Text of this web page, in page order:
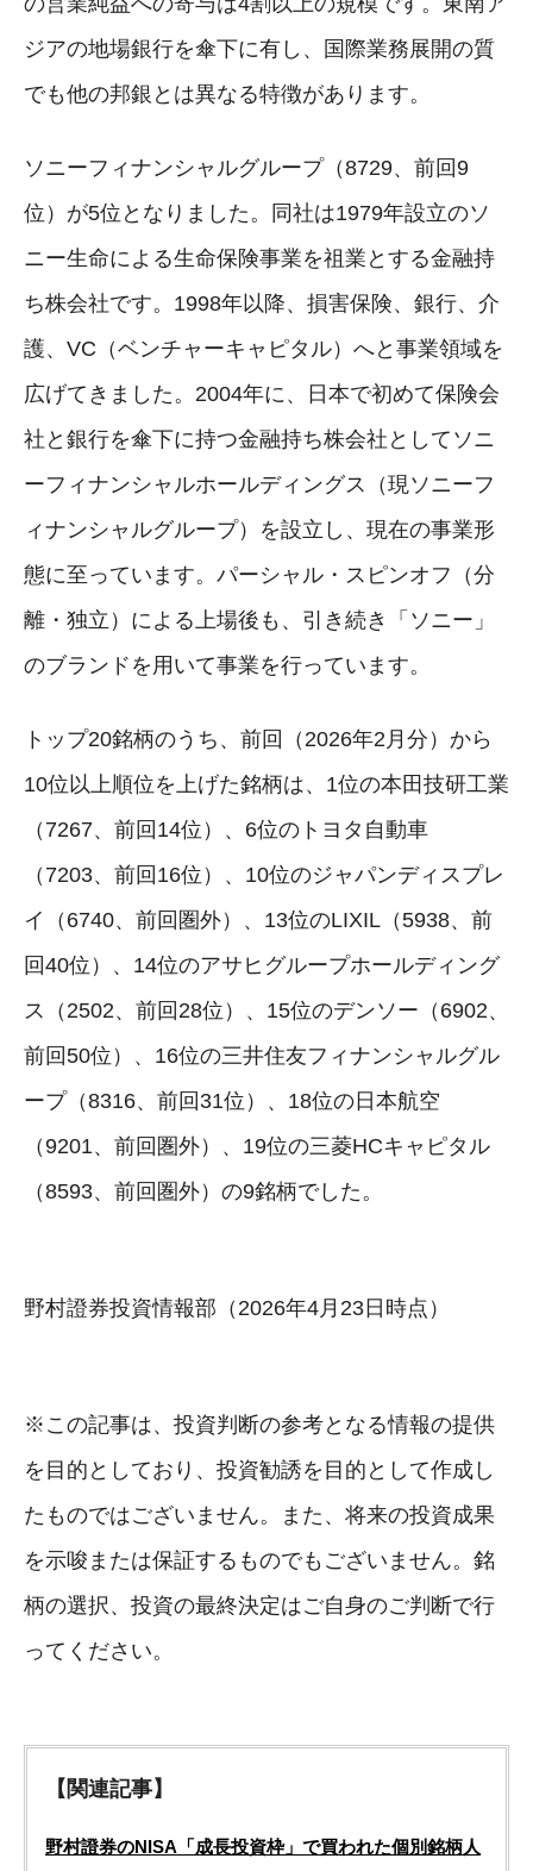
ジアの地場銀行を傘下に有し、国際業務展開の質
でも他の邦銀とは異なる特徴があります。
ソニーフィナンシャルグループ（8729、前回9
位）が5位となりました。同社は1979年設立のソ
ニー生命による生命保険事業を祖業とする金融持
ち株会社です。1998年以降、損害保険、銀行、介
護、VC（ベンチャーキャピタル）へと事業領域を
広げてきました。2004年に、日本で初めて保険会
社と銀行を傘下に持つ金融持ち株会社としてソニ
ーフィナンシャルホールディングス（現ソニーフ
ィナンシャルグループ）を設立し、現在の事業形
態に至っています。パーシャル・スピンオフ（分
離・独立）による上場後も、引き続き「ソニー」
のブランドを用いて事業を行っています。
トップ20銘柄のうち、前回（2026年2月分）から
10位以上順位を上げた銘柄は、1位の本田技研工業
（7267、前回14位）、6位のトヨタ自動車
（7203、前回16位）、10位のジャパンディスプレ
イ（6740、前回圏外）、13位のLIXIL（5938、前
回40位）、14位のアサヒグループホールディング
ス（2502、前回28位）、15位のデンソー（6902、
前回50位）、16位の三井住友フィナンシャルグル
ープ（8316、前回31位）、18位の日本航空
（9201、前回圏外）、19位の三菱HCキャピタル
（8593、前回圏外）の9銘柄でした。
野村證券投資情報部（2026年4月23日時点）
※この記事は、投資判断の参考となる情報の提供
を目的としており、投資勧誘を目的として作成し
たものではございません。また、将来の投資成果
を示唆または保証するものでもございません。銘
柄の選択、投資の最終決定はご自身のご判断で行
ってください。
【関連記事】
野村證券のNISA「成長投資枠」で買われた個別銘柄人